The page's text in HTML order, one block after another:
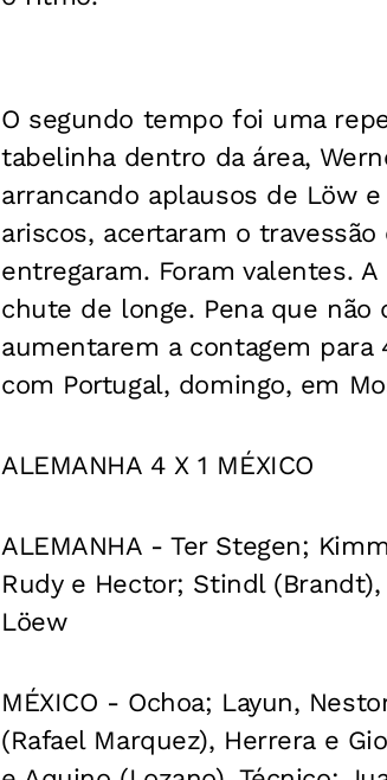
O segundo tempo foi uma
tabelinha dentro da área,
arrancando aplausos de Löw
ariscos, acertaram o
entregaram. Foram valentes.
chute de longe. Pena que não
aumentarem a contagem para
com Portugal, domingo, em
ALEMANHA 4 X 1 MÉXICO
ALEMANHA - Ter Stegen;
Rudy e Hector; Stindl
Löew
MÉXICO - Ochoa; Layun,
(Rafael Marquez), Herrera e